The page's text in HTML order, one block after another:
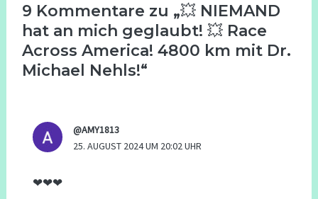
9 Kommentare zu „💥 NIEMAND
hat an mich geglaubt! 💥 Race
Across America! 4800 km mit Dr.
Michael Nehls!“
@AMY1813
25. AUGUST 2024 UM 20:02 UHR
❤❤❤